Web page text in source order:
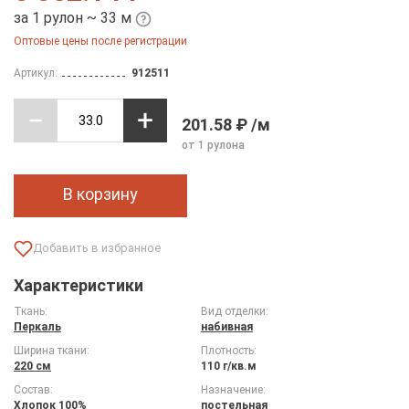
за 1 рулон ~ 33 м
Оптовые цены после регистрации
Артикул: 912511
201.58 ₽ /м
от 1 рулона
В корзину
Характеристики
Ткань:
Перкаль
Вид отделки:
набивная
Ширина ткани:
220 см
Плотность:
110 г/кв.м
Состав:
Хлопок 100%
Назначение:
постельная